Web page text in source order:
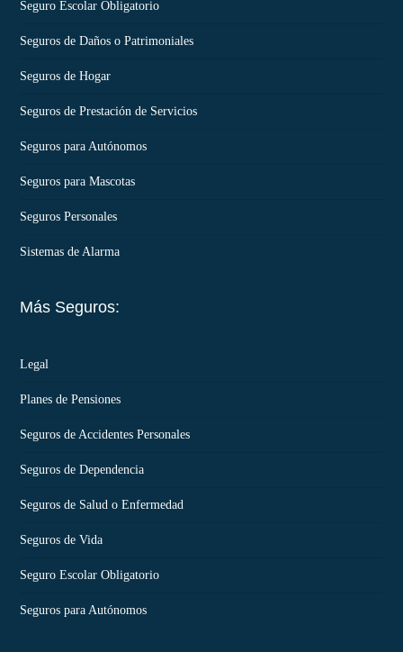
Seguro Escolar Obligatorio
Seguros de Daños o Patrimoniales
Seguros de Hogar
Seguros de Prestación de Servicios
Seguros para Autónomos
Seguros para Mascotas
Seguros Personales
Sistemas de Alarma
Más Seguros:
Legal
Planes de Pensiones
Seguros de Accidentes Personales
Seguros de Dependencia
Seguros de Salud o Enfermedad
Seguros de Vida
Seguro Escolar Obligatorio
Seguros para Autónomos